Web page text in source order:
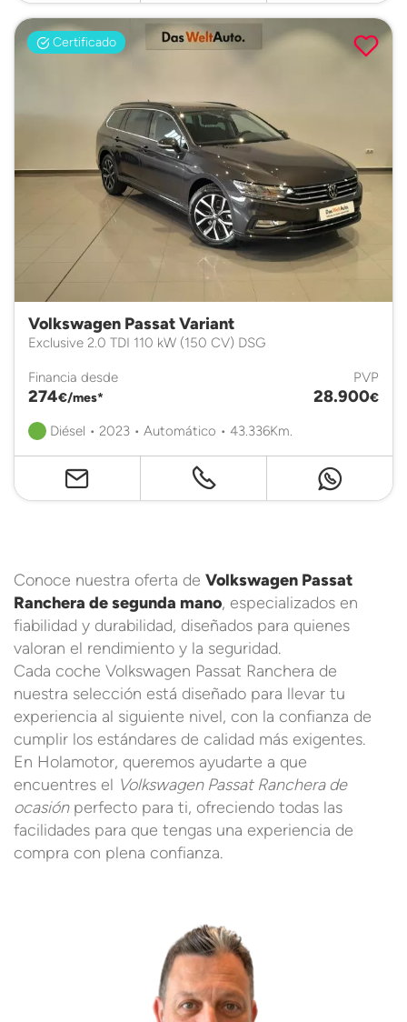
Certificado
Volkswagen Passat Variant
Exclusive 2.0 TDI 110 kW (150 CV) DSG
Financia desde
274€/mes*
PVP
28.900€
Diésel • 2023 • Automático • 43.336Km.
Conoce nuestra oferta de Volkswagen Passat
Ranchera de segunda mano, especializados en
fiabilidad y durabilidad, diseñados para quienes
valoran el rendimiento y la seguridad.
Cada coche Volkswagen Passat Ranchera de
nuestra selección está diseñado para llevar tu
experiencia al siguiente nivel, con la confianza de
cumplir los estándares de calidad más exigentes.
En Holamotor, queremos ayudarte a que
encuentres el Volkswagen Passat Ranchera de
ocasiónperfecto para ti, ofreciendo todas las
facilidades para que tengas una experiencia de
compra con plena confianza.